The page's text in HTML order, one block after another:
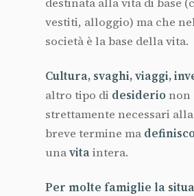
destinata alla vita di base
vestiti, alloggio) ma che
società è la base della vita.
Cultura, svaghi, viaggi,
altro tipo di desiderionon
strettamente necessari
breve termine ma
unavitaintera.
Per molte famiglie la